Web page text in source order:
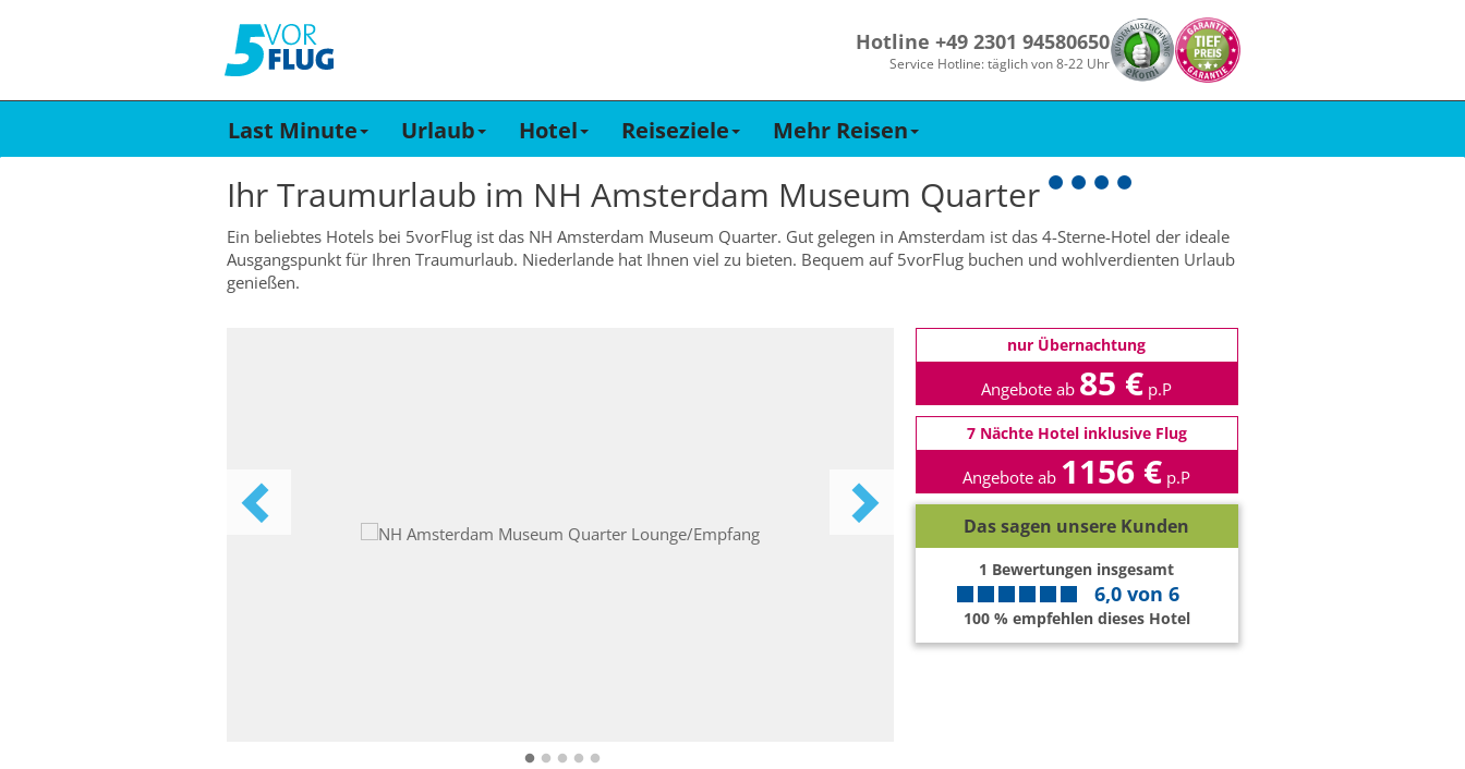
Hotline +49 2301 94580650
Service Hotline: täglich von 8-22 Uhr
Last Minute Urlaub Hotel Reiseziele Mehr Reisen
Ihr Traumurlaub im NH Amsterdam Museum Quarter
Ein beliebtes Hotels bei 5vorFlug ist das NH Amsterdam Museum Quarter. Gut gelegen in Amsterdam ist das 4-Sterne-Hotel der ideale
Ausgangspunkt für Ihren Traumurlaub. Niederlande hat Ihnen viel zu bieten. Bequem auf 5vorFlug buchen und wohlverdienten Urlaub
genießen.
nur Übernachtung
Angebote ab 85 € p.P
7 Nächte Hotel inklusive Flug
Angebote ab 1156 € p.P
Das sagen unsere Kunden
1 Bewertungen insgesamt
6,0von 6
100 % empfehlen dieses Hotel